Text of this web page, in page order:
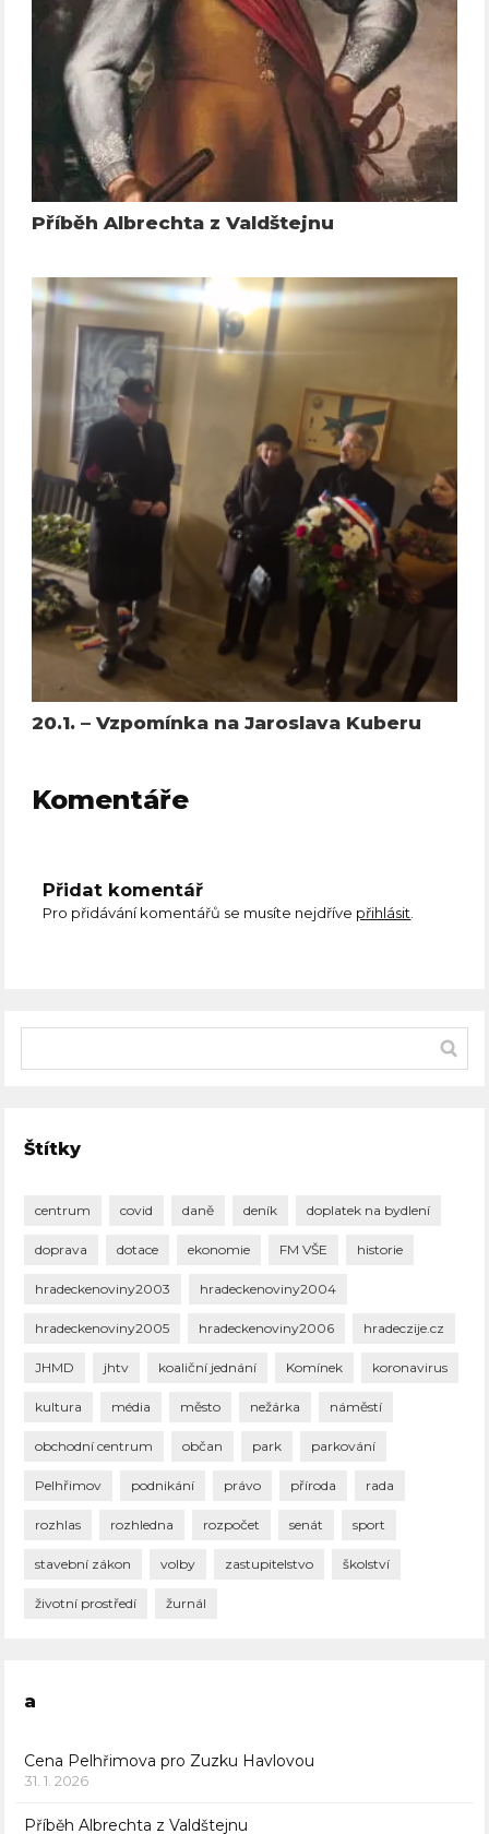
Příběh Albrechta z Valdštejnu
20.1. – Vzpomínka na Jaroslava Kuberu
Komentáře
Přidat komentář
Pro přidávání komentářů se musíte nejdříve přihlásit.
Štítky
centrum covid daně deník doplatek na bydlení
doprava dotace ekonomie FM VŠE historie
hradeckenoviny2003 hradeckenoviny2004
hradeckenoviny2005 hradeckenoviny2006 hradeczije.cz
JHMD jhtv koaliční jednání Komínek koronavirus
kultura média město nežárka náměstí
obchodní centrum občan park parkování
Pelhřimov podnikání právo příroda rada
rozhlas rozhledna rozpočet senát sport
stavební zákon volby zastupitelstvo školství
životní prostředí žurnál
a
Cena Pelhřimova pro Zuzku Havlovou
31. 1. 2026
Příběh Albrechta z Valdštejnu